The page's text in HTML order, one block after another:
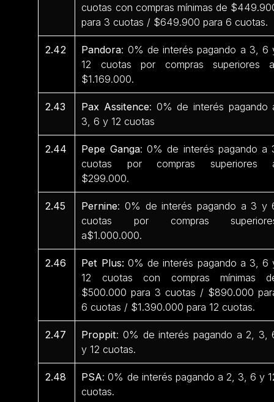
cuotas con compras mínimas de
para 3 cuotas / $649.900 para 6 cuotas.
2.42 Pandora: 0% de interés pagando a 3, 6
12 cuotas por compras superiores
$1.169.000.
2.43 Pax Assitence: 0% de interés pagando
3, 6 y 12 cuotas
2.44 Pepe Ganga: 0% de interés pagando a
cuotas por compras superiores
$299.000.
2.45 Pernine: 0% de interés pagando a 3 y
cuotas por compras
a$1.000.000.
2.46 Pet Plus: 0% de interés pagando a 3, 6
12 cuotas con compras mínimas
$500.000 para 3 cuotas / $890.000
6 cuotas / $1.390.000 para 12 cuotas.
2.47 Proppit: 0% de interés pagando a 2, 3,
y 12 cuotas.
2.48 PSA: 0% de interés pagando a 2, 3, 6 y
cuotas.